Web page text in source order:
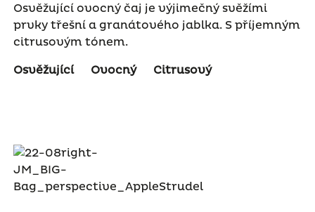
Osvěžující ovocný čaj je výjimečný svěžími
prvky třešní a granátového jablka. S příjemným
citrusovým tónem.
Osvěžující
Ovocný Citrusový